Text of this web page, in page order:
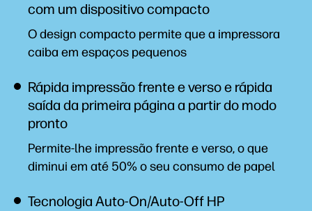
com um dispositivo compacto
O design compacto permite que a impressora
caiba em espaços pequenos
Rápida impressão frente e verso e rápida
saída da primeira página a partir do modo
pronto
Permite-lhe impressão frente e verso, o que
diminui em até 50% o seu consumo de papel
Tecnologia Auto-On/Auto-Off HP